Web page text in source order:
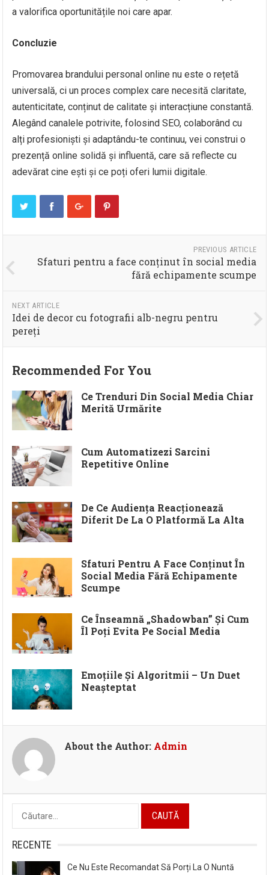
a valorifica oportunitățile noi care apar.
Concluzie
Promovarea brandului personal online nu este o rețetă
universală, ci un proces complex care necesită claritate,
autenticitate, conținut de calitate și interacțiune constantă.
Alegând canalele potrivite, folosind SEO, colaborând cu
alți profesioniști și adaptându-te continuu, vei construi o
prezență online solidă și influentă, care să reflecte cu
adevărat cine ești și ce poți oferi lumii digitale.
PREVIOUS ARTICLE
Sfaturi pentru a face conținut în social media
fără echipamente scumpe
NEXT ARTICLE
Idei de decor cu fotografii alb-negru pentru
pereți
Recommended For You
Ce Trenduri Din Social Media Chiar
Merită Urmărite
Cum Automatizezi Sarcini
Repetitive Online
De Ce Audiența Reacționează
Diferit De La O Platformă La Alta
Sfaturi Pentru A Face Conținut În
Social Media Fără Echipamente
Scumpe
Ce Înseamnă „shadowban” Și Cum
Îl Poți Evita Pe Social Media
Emoțiile Și Algoritmii – Un Duet
Neașteptat
About the Author: Admin
Caută
după:
RECENTE
Ce Nu Este Recomandat Să Porți La O Nuntă